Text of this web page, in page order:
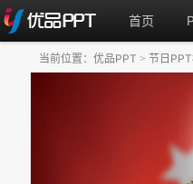
首页
当前位置： 优品PPT > 节日